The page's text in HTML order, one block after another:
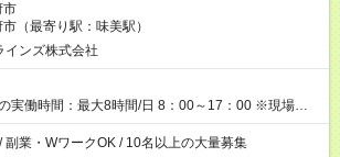
も可能です☺ ◎髪色、ピアス、タトゥー
楽しめます！ 【試用期間】試用期間あり
さ：3ヶ月 雇用形態、給与は本採用時と同じです。
市
（最寄り駅：味美駅）
インズ株式会社
実働時間：最大8時間/日 8：00～17：00 ※現場によ
ます ▶残業ほとんどなし！ ▶時間より
ことの方が多いと思います。現場によっては午前中
副業・WワークOK / 10名以上の大量募集